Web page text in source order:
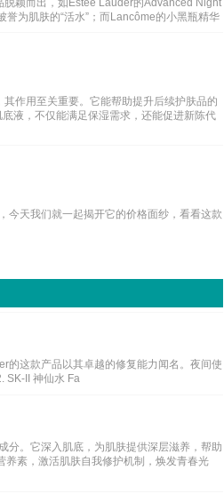
颖而出，如Estée Lauder的Advanced Night
为肌肤的“活水”；而Lancôme的小黑瓶精华
作用至关重要。它能帮助提升后续护肤品的
液，不仅能满足保湿需求，还能促进新陈代
今天我们就一起揭开它的价格面纱，看看这款
的这款产品以其卓越的修复能力闻名。夜间使
SK-II 神仙水 Fa
分。它深入肌底，为肌肤提供深层滋养，帮助
素，激活肌肤自我修护机制，焕发青春光